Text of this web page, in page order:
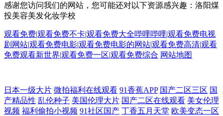
感谢您访问我们的网站，您可能还对以下资源感兴趣：洛阳煤
投美容美发化妆学校
观看免费|观看免费不卡|观看免费大全哔哩哔哩|观看免费电视
剧网站|观看免费电影|观看免费电影的网站|观看免费高清|观看
免费观看新世界|观看免费一区|观看免费综合 网站地图
色久激情 亚洲免费高清视频 国精品伦区 91微拍 免费国产拍久 青青影院学
生妹 www在线91 青青草av免费网 91精品9 老司机福利永久 亚洲日本欧美
日本一级大片 微拍福利在线观看 91香蕉APP 国产二区三区 国
产精品性 乱伦种子 美国伦理大片 国产二区在线观看 美女伦理
视频 福利偷拍小视频 91社区国产 丁香五月天堂 欧美变态一区